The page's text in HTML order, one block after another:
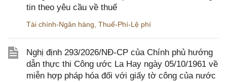
tin theo yêu cầu về thuế
Tài chính-Ngân hàng Thuế-Phí-Lệ phí
Nghị định 293/2026/NĐ-CP của Chính phủ hướng
dẫn thực thi Công ước La Hay ngày 05/10/1961 về
miễn hợp pháp hóa đối với giấy tờ công của nước